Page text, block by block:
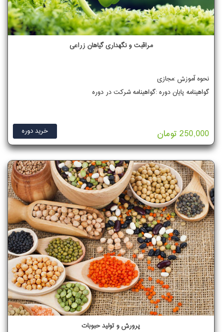
مراقبت و نگهداری گیاهان زراعی
نحوه آموزش :مجازی
گواهینامه پایان دوره :گواهینامه شرکت در دوره
خرید دوره 250,000 تومان
پرورش و تولید حبوبات